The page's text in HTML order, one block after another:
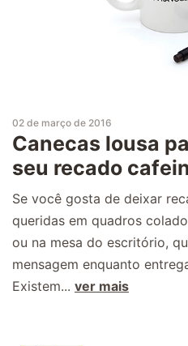
02 de março de 2016
Canecas lousa
seu recado
Se você gosta de deixar
queridas em quadros
ou na mesa do escritório,
mensagem enquanto
Existem... ver mais